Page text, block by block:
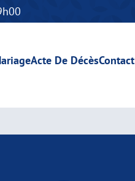
Acte De DécèsContact